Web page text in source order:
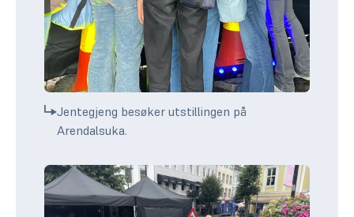
Jentegjeng besøker utstillingen på
Arendalsuka.